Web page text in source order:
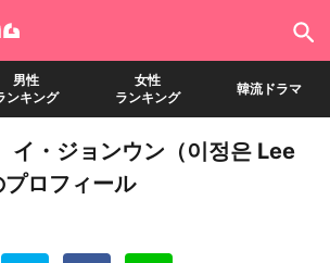
男性
ンキング
女性
ランキング
韓流ドラマ
イ・ジョンウン（이정은 Lee
ロフィール